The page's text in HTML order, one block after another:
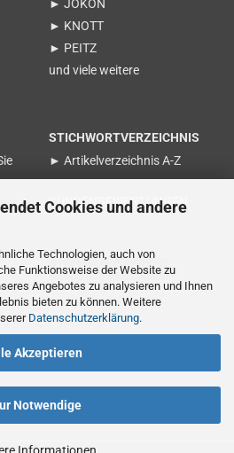
Cookies und andere
Technologien, auch von
Funktionsweise der Website zu
Angebotes zu analysieren und Ihnen
bieten zu können. Weitere
Datenschutzerklärung.
Akzeptieren
Notwendige
► JOKON
► KNOTT
► PEITZ
und viele weitere
STICHWORTVERZEICHNIS
► Artikelverzeichnis A-Z
KUNDENBEWERTUNGEN
Vertrag widerrufen